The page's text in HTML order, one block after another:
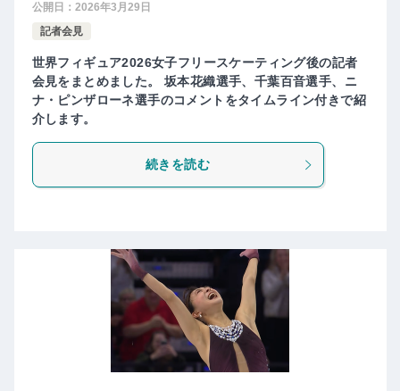
公開日： 2026年3月29日
記者会見
世界フィギュア2026女子フリースケーティング後の記者
会見をまとめました。 坂本花織選手、千葉百音選手、ニ
ナ・ピンザローネ選手のコメントをタイムライン付きで紹
介します。
続きを読む